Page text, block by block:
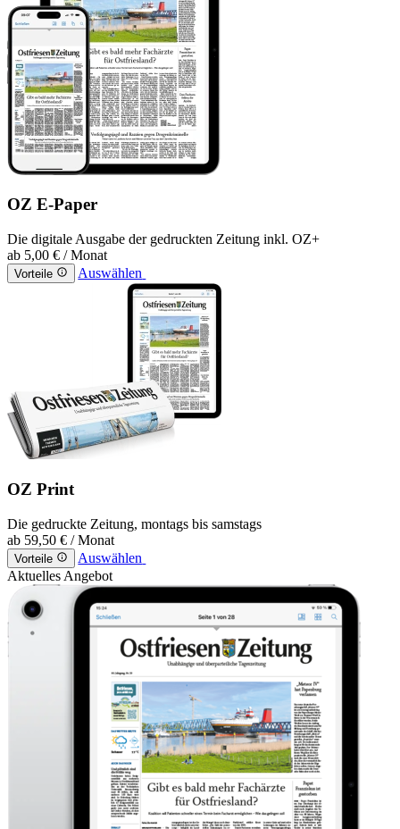
OZ E-Paper
Die digitale Ausgabe der gedruckten Zeitung inkl. OZ+
ab 5,00 € / Monat
Vorteile Auswählen
OZ Print
Die gedruckte Zeitung, montags bis samstags
ab 59,50 € / Monat
Vorteile
Auswählen
Aktuelles Angebot